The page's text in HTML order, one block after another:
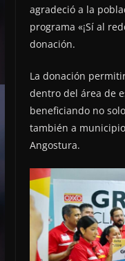
agradeció a la
programa «¡Sí al
donación.
La donación
dentro del área de
beneficiando no
también a
Angostura.